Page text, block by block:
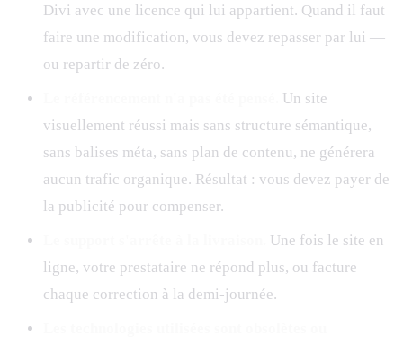
Divi avec une licence qui lui appartient. Quand il faut
faire une modification, vous devez repasser par lui —
ou repartir de zéro.
Un site
visuellement réussi mais sans structure sémantique,
sans balises méta, sans plan de contenu, ne générera
aucun trafic organique. Résultat : vous devez payer de
la publicité pour compenser.
Une fois le site en
ligne, votre prestataire ne répond plus, ou facture
chaque correction à la demi-journée.